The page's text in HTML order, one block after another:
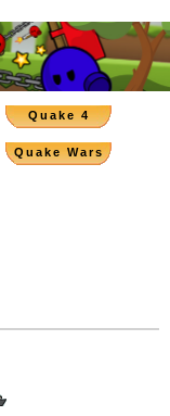
Quake 4
Quake Wars